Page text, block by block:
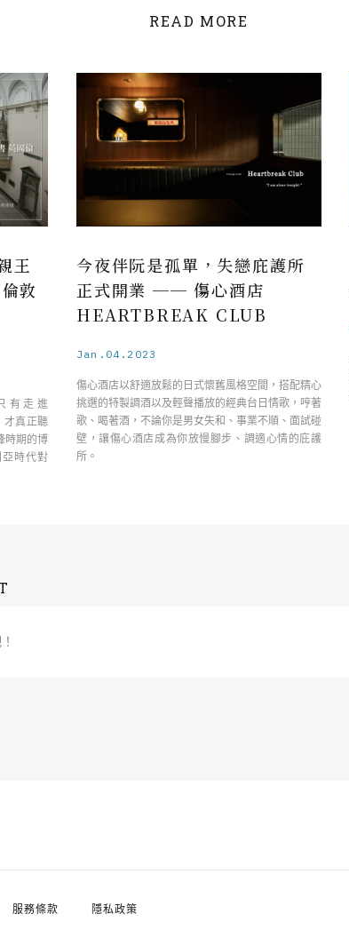
READ MORE
王
敦
有走進
真正聽
時期的博
時代對
今夜伴阮是孤單，失戀庇護所
正式開業 ── 傷心酒店
HEARTBREAK CLUB
Jan.04.2023
傷心酒店以舒適放鬆的日式懷舊風格空間，搭配精心
挑選的特製調酒以及輕聲播放的經典台日情歌，哼著
歌、喝著酒，不論你是男女失和、事業不順、面試碰
壁，讓傷心酒店成為你放慢腳步、調適心情的庇護
所。
服務條款 隱私政策